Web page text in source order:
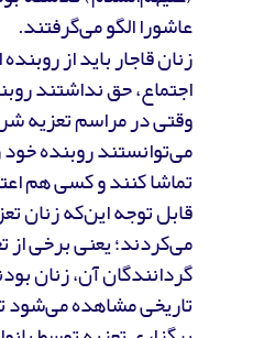
عاشورا الگو می‌گرفتند.
زنان قاجار باید از
اجتماع، حق نداشتند
وقتی در مراسم تعزیه
می‌توانستند روبنده خود
تماشا کنند و کسی هم
قابل توجه این‌که زنان
می‌کردند؛ یعنی برخی از
گردانندگان آن، زنان
تاریخی مشاهده می‌شود